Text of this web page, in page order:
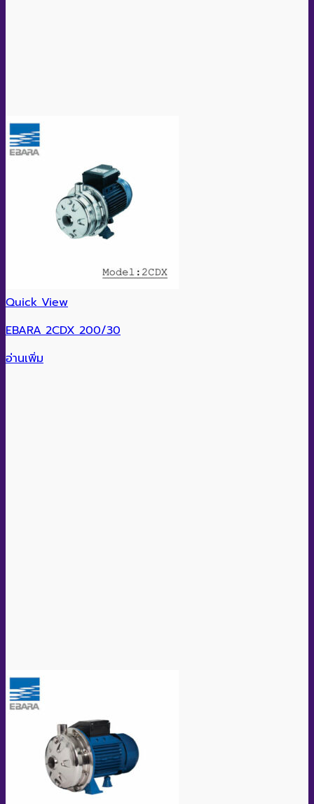
Quick View
EBARA 2CDX 200/30
อ่านเพิ่ม